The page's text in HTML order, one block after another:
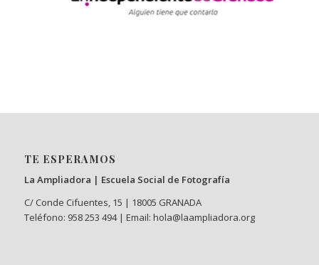
TE ESPERAMOS
La Ampliadora | Escuela Social de Fotografía
C/ Conde Cifuentes, 15 | 18005 GRANADA
Teléfono: 958 253 494 | Email: hola@laampliadora.org